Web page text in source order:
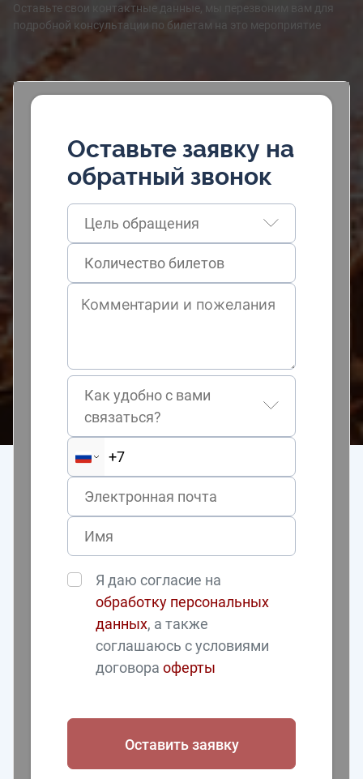
Оставьте свои контактные данные, мы перезвоним вам для
подробной консультации по билетам на это мероприятие
Оставьте заявку на
обратный звонок
Цель обращения
Как удобно с вами
связаться?
Я даю согласие на
обработку персональных
данных, а также
соглашаюсь с условиями
договораоферты
Оставить заявку